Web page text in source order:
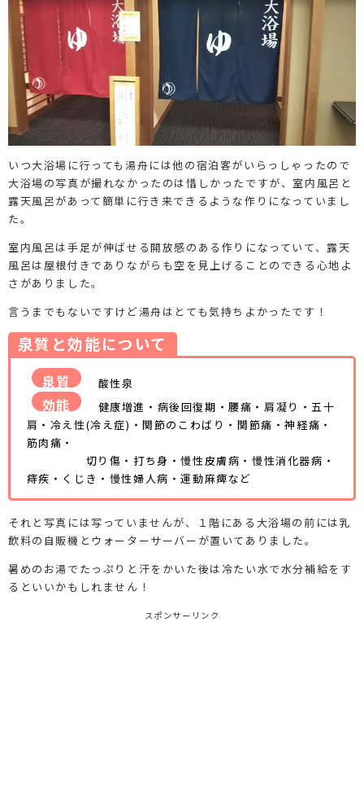
いつ大浴場に行っても湯舟には他の宿泊客がいらっしゃったので
大浴場の写真が撮れなかったのは惜しかったですが、室内風呂と
露天風呂があって簡単に行き来できるような作りになっていまし
た。
室内風呂は手足が伸ばせる開放感のある作りになっていて、露天
風呂は屋根付きでありながらも空を見上げることのできる心地よ
さがありました。
言うまでもないですけど湯舟はとても気持ちよかったです！
泉質と効能について
泉質 酸性泉
効能
健康増進・病後回復期・腰痛・肩凝り・五十
肩・冷え性(冷え症)・関節のこわばり・関節痛・神経痛・
筋肉痛・
切り傷・打ち身・慢性皮膚病・慢性消化器病・
痔疾・くじき・慢性婦人病・運動麻痺など
それと写真には写っていませんが、１階にある大浴場の前には乳
飲料の自販機とウォーターサーバーが置いてありました。
暑めのお湯でたっぷりと汗をかいた後は冷たい水で水分補給をす
るといいかもしれません！
スポンサーリンク